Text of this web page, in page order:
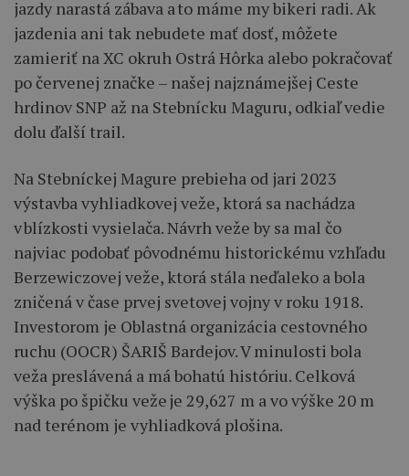
jazdy narastá zábava a to máme my bikeri radi. Ak
jazdenia ani tak nebudete mať dosť, môžete
zamieriť na XC okruh Ostrá Hôrka alebo pokračovať
po červenej značke – našej najznámejšej Ceste
hrdinov SNP až na Stebnícku Maguru, odkiaľ vedie
dolu ďalší trail.
Na Stebníckej Magure prebieha od jari 2023
výstavba vyhliadkovej veže, ktorá sa nachádza
v blízkosti vysielača. Návrh veže by sa mal čo
najviac podobať pôvodnému historickému vzhľadu
Berzewiczovej veže, ktorá stála neďaleko a bola
zničená v čase prvej svetovej vojny v roku 1918.
Investorom je Oblastná organizácia cestovného
ruchu (OOCR) ŠARIŠ Bardejov. V minulosti bola
veža preslávená a má bohatú históriu. Celková
výška po špičku veže je 29,627 m a vo výške 20 m
nad terénom je vyhliadková plošina.